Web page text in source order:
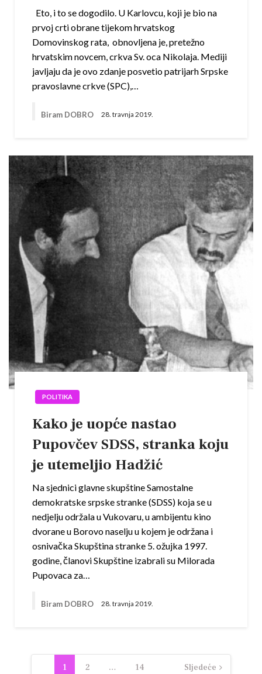
Eto, i to se dogodilo. U Karlovcu, koji je bio na
prvoj crti obrane tijekom hrvatskog
Domovinskog rata, obnovljena je, pretežno
hrvatskim novcem, crkva Sv. oca Nikolaja. Mediji
javljaju da je ovo zdanje posvetio patrijarh Srpske
pravoslavne crkve (SPC),…
Biram DOBRO 28. travnja 2019.
POLITIKA
Kako je uopće nastao
Pupovčev SDSS, stranka koju
je utemeljio Hadžić
Na sjednici glavne skupštine Samostalne
demokratske srpske stranke (SDSS) koja se u
nedjelju održala u Vukovaru, u ambijentu kino
dvorane u Borovo naselju u kojem je održana i
osnivačka Skupština stranke 5. ožujka 1997.
godine, članovi Skupštine izabrali su Milorada
Pupovaca za…
Biram DOBRO 28. travnja 2019.
Navigacija
1 2 … 14 Sljedeće